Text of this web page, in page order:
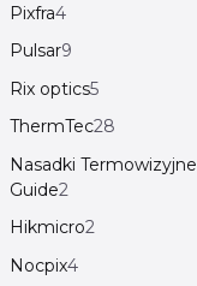
Pixfra4
Pulsar9
Rix optics5
ThermTec28
Nasadki Termowizyjne
Guide2
Hikmicro2
Nocpix4